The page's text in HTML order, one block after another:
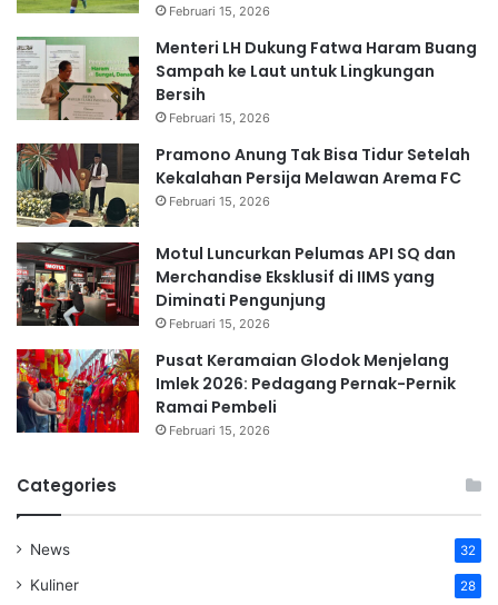
Februari 15, 2026
Menteri LH Dukung Fatwa Haram Buang
Sampah ke Laut untuk Lingkungan
Bersih
Februari 15, 2026
Pramono Anung Tak Bisa Tidur Setelah
Kekalahan Persija Melawan Arema FC
Februari 15, 2026
Motul Luncurkan Pelumas API SQ dan
Merchandise Eksklusif di IIMS yang
Diminati Pengunjung
Februari 15, 2026
Pusat Keramaian Glodok Menjelang
Imlek 2026: Pedagang Pernak-Pernik
Ramai Pembeli
Februari 15, 2026
Categories
News 32
Kuliner 28